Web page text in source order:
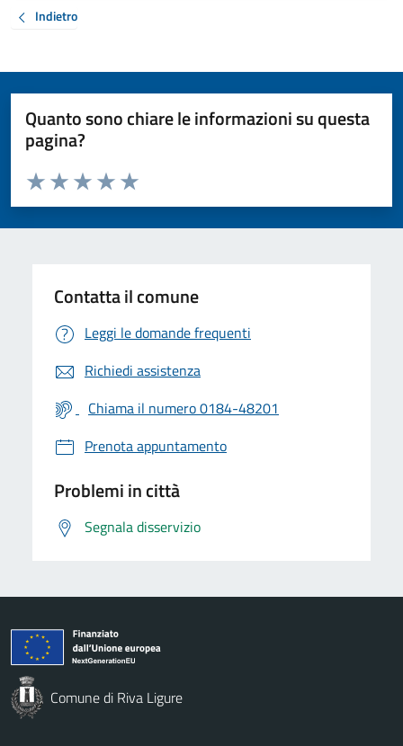
Indietro
Quanto sono chiare le informazioni su questa
pagina?
Valuta da 1 a 5 stelle la pagina
Valuta 5 stelle su 5
Valuta 4 stelle su 5
Valuta 3 stelle su 5
Valuta 2 stelle su 5
Valuta 1 stelle su 5
Contatta il comune
Leggi le domande frequenti
Richiedi assistenza
Chiama il numero 0184-48201
Prenota appuntamento
Problemi in città
Segnala disservizio
Comune di Riva Ligure